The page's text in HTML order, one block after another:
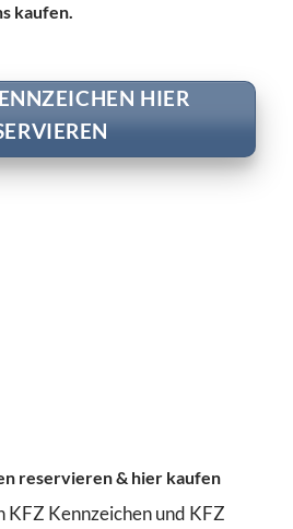
kaufen.
HIER
reservieren & hier kaufen
KFZ Kennzeichen und KFZ